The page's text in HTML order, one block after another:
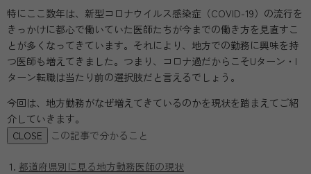
特にここ数年は、新型コロナウイルス感染症（COVID-19）の流行を
きっかけに都心で働いていた医師たちが今までの働き方を見直すこ
とが多くなってきています。それにより、地方での勤務に興味を持
つ医師も増えてきました。つまり、コロナ過だからこそUターン・I
ターン転職は当たり前の選択肢だと言えるでしょう。
今回は、地方勤務がなぜ増えてきているのかを現状を踏まえてご紹
介していきます。
CLOSE この記事で分かること
都道府県別に見る地方勤務医師の現状